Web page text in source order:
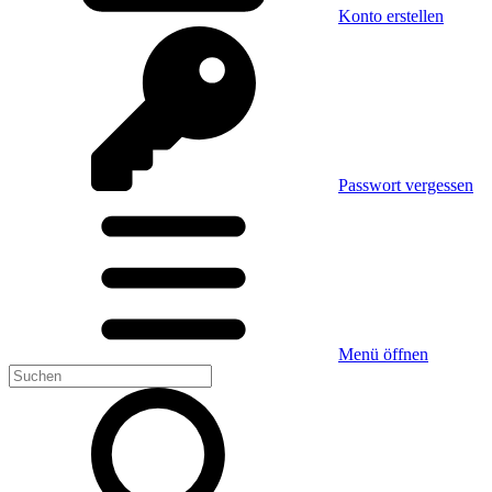
Konto erstellen
Passwort vergessen
Menü öffnen